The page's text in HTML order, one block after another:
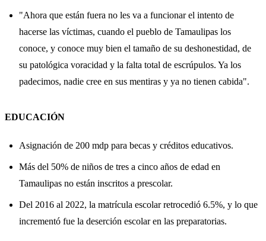
"Ahora que están fuera no les va a funcionar el intento de
hacerse las víctimas, cuando el pueblo de Tamaulipas los
conoce, y conoce muy bien el tamaño de su deshonestidad, de
su patológica voracidad y la falta total de escrúpulos. Ya los
padecimos, nadie cree en sus mentiras y ya no tienen cabida".
EDUCACIÓN
Asignación de 200 mdp para becas y créditos educativos.
Más del 50% de niños de tres a cinco años de edad en
Tamaulipas no están inscritos a prescolar.
Del 2016 al 2022, la matrícula escolar retrocedió 6.5%, y lo que
incrementó fue la deserción escolar en las preparatorias.